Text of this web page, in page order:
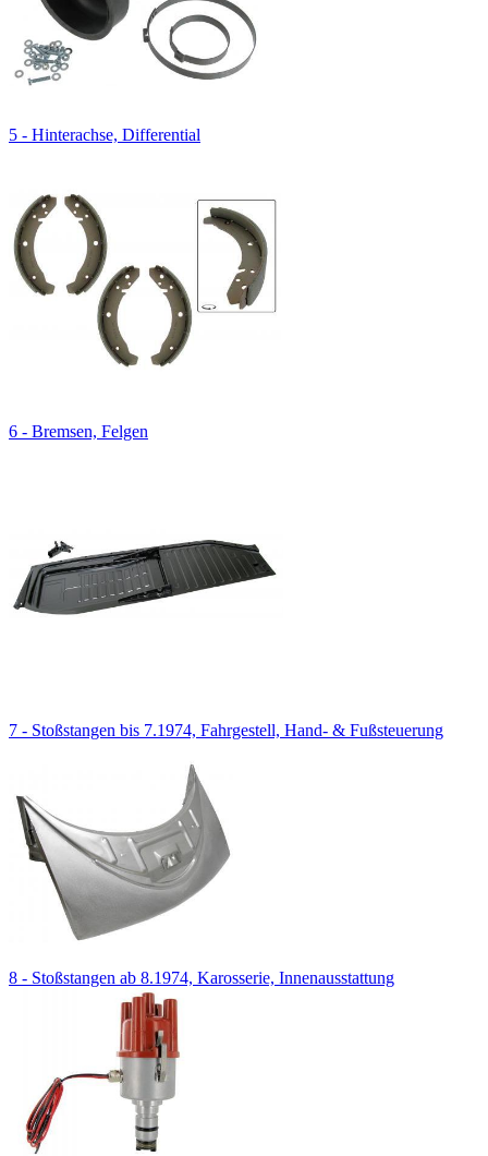
5 - Hinterachse, Differential
6 - Bremsen, Felgen
7 - Stoßstangen bis 7.1974, Fahrgestell, Hand- & Fußsteuerung
8 - Stoßstangen ab 8.1974, Karosserie, Innenausstattung